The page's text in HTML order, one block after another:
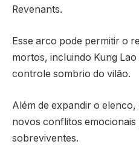
Revenants.
Esse arco pode permitir o
mortos, incluindo Kung
controle sombrio do vilão.
Além de expandir o elenco,
novos conflitos emocionais
sobreviventes.